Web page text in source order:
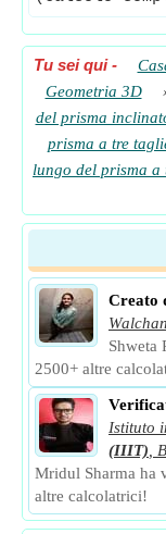
Tu sei qui-
Geometria 3D
del prisma
prisma a tre
lungo del prisma
Creato
Shweta
2500+ altre
Istituto
(IIIT)
Mridul Sharma ha
altre calcolatrici!